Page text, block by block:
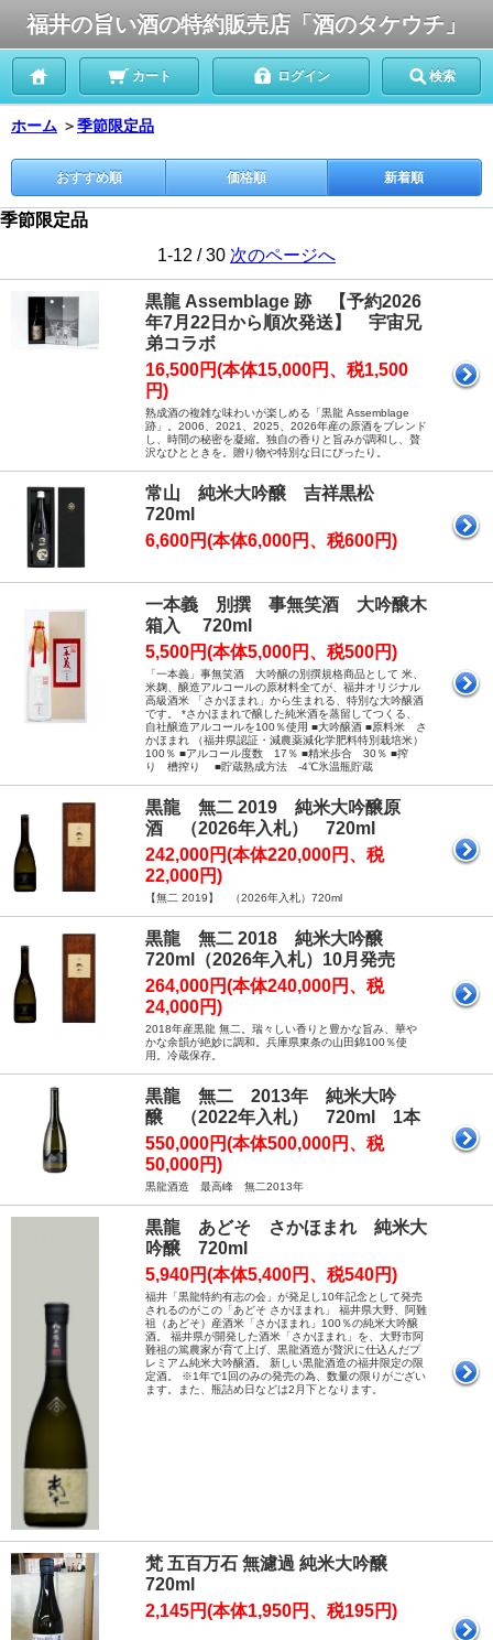
福井の旨い酒の特約販売店「酒のタケウチ」
カート ログイン 検索
ホーム ＞季節限定品
おすすめ順 価格順 新着順
季節限定品
1-12 / 30 次のページへ
黒龍 Assemblage 跡 【予約2026
年7月22日から順次発送】 宇宙兄
弟コラボ
16,500円(本体15,000円、税1,500
円)
熟成酒の複雑な味わいが楽しめる「黒龍 Assemblage
跡」。2006、2021、2025、2026年産の原酒をブレンド
し、時間の秘密を凝縮。独自の香りと旨みが調和し、贅
沢なひとときを。贈り物や特別な日にぴったり。
常山 純米大吟醸 吉祥黒松
720ml
6,600円(本体6,000円、税600円)
一本義 別撰 事無笑酒 大吟醸木
箱入 720ml
5,500円(本体5,000円、税500円)
「一本義」事無笑酒 大吟醸の別撰規格商品として 米、
米麹、醸造アルコールの原材料全てが、福井オリジナル
高級酒米 「さかほまれ」から生まれる、特別な大吟醸酒
です。 *さかほまれで醸した純米酒を蒸留してつくる、
自社醸造アルコールを100％使用 ■大吟醸酒 ■原料米 さ
かほまれ （福井県認証・減農薬減化学肥料特別栽培米）
100％ ■アルコール度数 17％ ■精米歩合 30％ ■搾
り 槽搾り ■貯蔵熟成方法 -4℃氷温瓶貯蔵
黒龍 無二 2019 純米大吟醸原
酒 （2026年入札） 720ml
242,000円(本体220,000円、税
22,000円)
【無二 2019】 （2026年入札）720ml
黒龍 無二 2018 純米大吟醸
720ml（2026年入札）10月発売
264,000円(本体240,000円、税
24,000円)
2018年産黒龍 無二。瑞々しい香りと豊かな旨み、華や
かな余韻が絶妙に調和。兵庫県東条の山田錦100％使
用。冷蔵保存。
黒龍 無二 2013年 純米大吟
醸 （2022年入札） 720ml 1本
550,000円(本体500,000円、税
50,000円)
黒龍酒造 最高峰 無二2013年
黒龍 あどそ さかほまれ 純米大
吟醸 720ml
5,940円(本体5,400円、税540円)
福井「黒龍特約有志の会」が発足し10年記念として発売
されるのがこの「あどそ さかほまれ」 福井県大野、阿難
祖（あどそ）産酒米「さかほまれ」100％の純米大吟醸
酒。 福井県が開発した酒米「さかほまれ」を、大野市阿
難祖の篤農家が育て上げ、黒龍酒造が贅沢に仕込んだプ
レミアム純米大吟醸酒。 新しい黒龍酒造の福井限定の限
定酒。 ※1年で1回のみの発売の為、数量の限りがござい
ます。また、瓶詰め日などは2月下となります。
梵 五百万石 無濾過 純米大吟醸
720ml
2,145円(本体1,950円、税195円)